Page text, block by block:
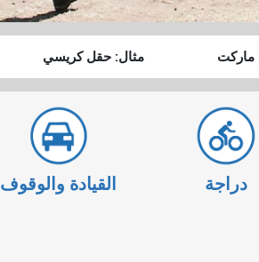
البداية
كيف
أرغب
في
السفر
دراجة القيادة والوقوف